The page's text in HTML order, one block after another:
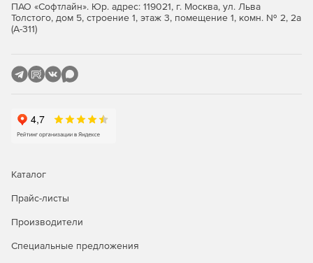
ПАО «Софтлайн». Юр. адрес: 119021, г. Москва, ул. Льва
Толстого, дом 5, строение 1, этаж 3, помещение 1, комн. № 2, 2а
(А-311)
Каталог
Прайс-листы
Производители
Специальные предложения